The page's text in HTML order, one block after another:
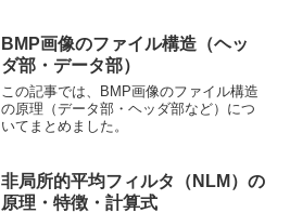
BMP画像のファイル構造（ヘッ
ダ部・データ部）
この記事では、BMP画像のファイル構造
の原理（データ部・ヘッダ部など）につ
いてまとめました。
非局所的平均フィルタ（NLM）の
原理・特徴・計算式